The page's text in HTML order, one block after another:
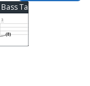
Tab